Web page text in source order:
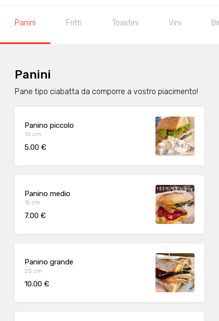
Panini Fritti Toastini Vini
Panini
Pane tipo ciabatta da comporre a vostro piacimento!
Panino piccolo
10 cm
5.00 €
Panino medio
15 cm
7.00 €
Panino grande
20 cm
10.00 €